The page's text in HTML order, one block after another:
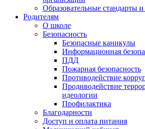
Образовательные стандарты
Родителям
О школе
Безопасность
Безопасные каникулы
Информационная
ПДД
Пожарная безопасность
Противодействие
Продиводействие
идеологии
Профилактика
Благодарности
Доступ и оплата питания